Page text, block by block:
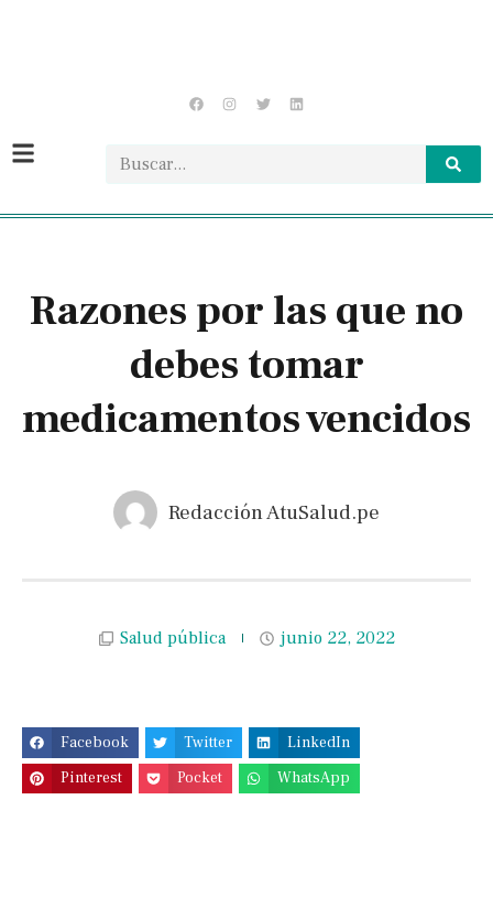
Razones por las que no
debes tomar
medicamentos vencidos
Redacción AtuSalud.pe
Salud pública junio 22, 2022
Facebook Twitter
LinkedIn
Pinterest
Pocket WhatsApp